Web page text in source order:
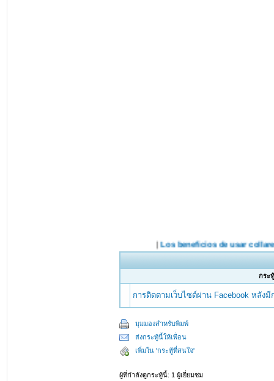
กระ
การติดตามเว็บไซต์ผ่าน Facebook หลังมี
มุมมองสำหรับพิมพ์
ส่งกระทู้นี้ให้เพื่อน
เพิ่มใน 'กระทู้ที่สนใจ'
ผู้ที่กำลังดูกระทู้นี้: 1 ผู้เยี่ยมชม